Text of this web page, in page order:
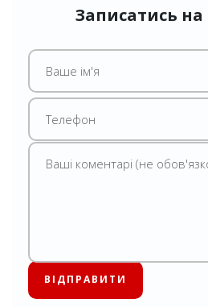
Записатись